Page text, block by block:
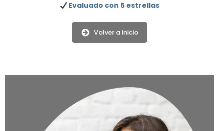
Evaluado con 5 estrellas
Volver a inicio